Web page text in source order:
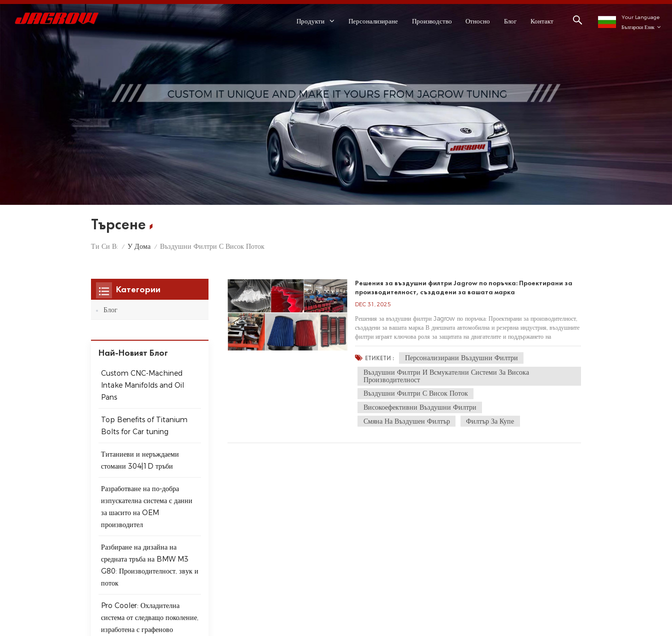
Your Language
Български Език
Продукти Персонализиране Производство Относно Блог Контакт
Търсене
Ти Си В: / У Дома / Въздушни Филтри С Висок Поток
Решения за въздушни филтри Jagrow по поръчка: Проектирани за
производителност, създадени за вашата марка
DEC 31, 2025
Решения за въздушни филтри Jagrow по поръчка: Проектирани за производителност,
създадени за вашата марка В днешната автомобилна и резервна индустрия, въздушните
филтри играят ключова роля за защитата на двигателите и поддържането на
дългосрочната им производителност. Ягровпредлага професионални перс...
ЕТИКЕТИ :
Персонализирани Въздушни Филтри
Въздушни Филтри И Всмукателни Системи За Висока
Производителност
Въздушни Филтри С Висок Поток
Високоефективни Въздушни Филтри
Смяна На Въздушен Филтър
Филтър За Купе
Категории
Блог
Най-Новият Блог
Custom CNC-Machined
Intake Manifolds and Oil
Pans
Top Benefits of Titanium
Bolts for Car tuning
Титаниеви и неръждаеми
стомани 304|1D тръби
Разработване на по-добра
изпускателна система с данни
за шасито на OEM
производител
Разбиране на дизайна на
средната тръба на BMW M3
G80: Производителност, звук и
поток
Pro Cooler: Охладителна
система от следващо поколение,
изработена с графеново